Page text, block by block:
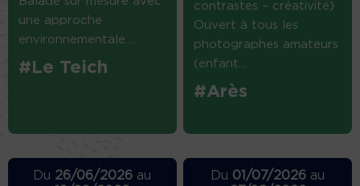
une approche
environnementale....
#Le Teich
contrastes – créativité)
Ouvert à tous les
photographes amateurs
(enfant...
#Arès
Du 26/06/2026 au
Du 01/07/2026 au